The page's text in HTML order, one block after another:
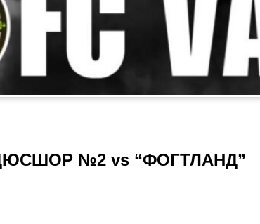
№2 vs “ФОГТЛАНД”